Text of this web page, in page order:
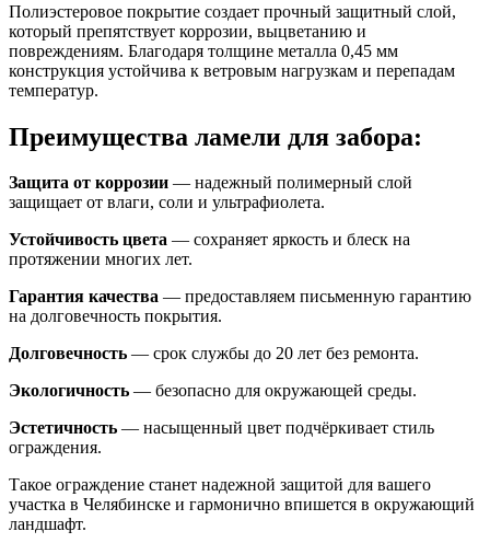
Полиэстеровое покрытие создает прочный защитный слой,
который препятствует коррозии, выцветанию и
повреждениям. Благодаря толщине металла 0,45 мм
конструкция устойчива к ветровым нагрузкам и перепадам
температур.
Преимущества ламели для забора:
Защита от коррозии — надежный полимерный слой
защищает от влаги, соли и ультрафиолета.
Устойчивость цвета — сохраняет яркость и блеск на
протяжении многих лет.
Гарантия качества — предоставляем письменную гарантию
на долговечность покрытия.
Долговечность — срок службы до 20 лет без ремонта.
Экологичность — безопасно для окружающей среды.
Эстетичность — насыщенный цвет подчёркивает стиль
ограждения.
Такое ограждение станет надежной защитой для вашего
участка в Челябинске и гармонично впишется в окружающий
ландшафт.